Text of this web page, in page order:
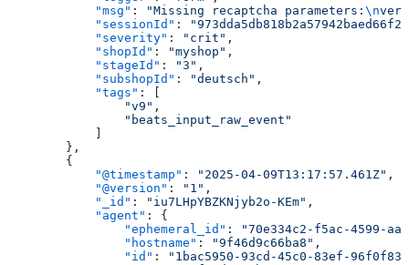
            "msg"
: "Missing recaptcha parameters: \n
            "sessionId"
:
            "severity"
: "crit" ,
            "shopId"
: "myshop" ,
            "stageId"
: "3" ,
            "subshopId"
: "deutsch" ,
            "tags"
: [
                "v9"
,
                "beats_input_raw_event"
        },
        {
            "@timestamp"
: "2025-04-09T13:17:57.461Z" ,
            "@version"
: "1" ,
            "_id"
: "iu7LHpYBZKNjyb2o-KEm" ,
            "agent"
: {
                "ephemeral_id"
:
"70e334c2-f5ac-4599-
                "hostname"
: "9f46d9c66ba8" ,
                "id"
:
"1bac5950-93cd-45c0-83ef-